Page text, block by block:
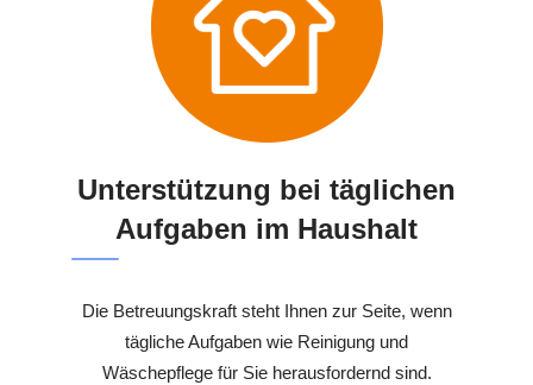
Unterstützung bei täglichen
Aufgaben im Haushalt
Die Betreuungskraft steht Ihnen zur Seite, wenn
tägliche Aufgaben wie Reinigung und
Wäschepflege für Sie herausfordernd sind.